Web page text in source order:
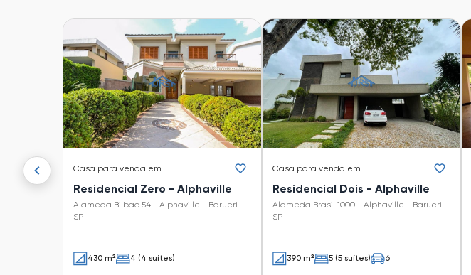
Casa para venda em
Residencial Zero - Alphaville
Alameda Bilbao 54 - Alphaville - Barueri -
SP
430 m² 4 (4 suítes)
Casa para venda em
Residencial Dois - Alphaville
Alameda Brasil 1000 - Alphaville - Barueri -
SP
390 m² 5 (5 suítes) 6